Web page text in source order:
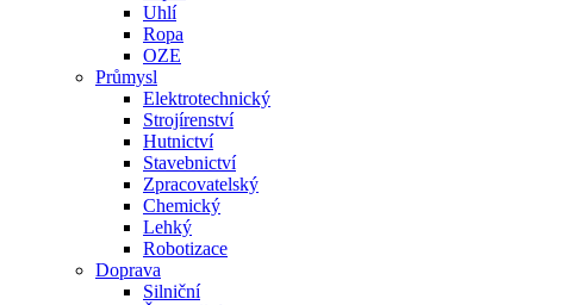
Uhlí
Ropa
OZE
Průmysl
Elektrotechnický
Strojírenství
Hutnictví
Stavebnictví
Zpracovatelský
Chemický
Lehký
Robotizace
Doprava
Silniční